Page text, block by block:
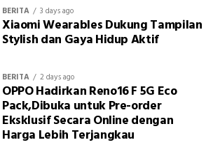
BERITA 3 days ago
Xiaomi Wearables Dukung Tampilan
Stylish dan Gaya Hidup Aktif
BERITA 2 days ago
OPPO Hadirkan Reno16 F 5G Eco
Pack,Dibuka untuk Pre-order
Eksklusif Secara Online dengan
Harga Lebih Terjangkau